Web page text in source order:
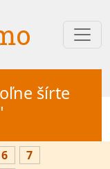
šírte
6
7